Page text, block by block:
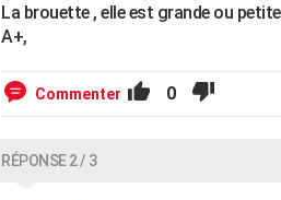
La brouette , elle est grande ou
A+,
Commenter 0
RÉPONSE 2 / 3